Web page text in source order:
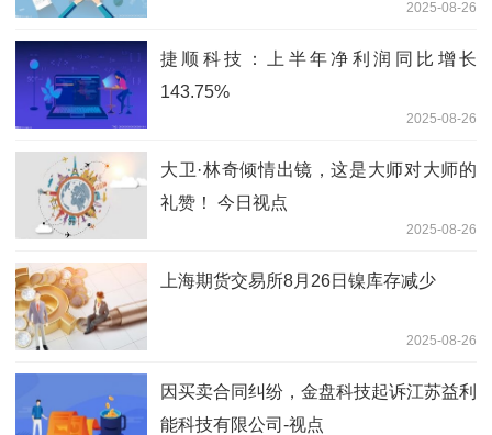
2025-08-26
捷顺科技：上半年净利润同比增长
143.75%
2025-08-26
大卫·林奇倾情出镜，这是大师对大师的
礼赞！ 今日视点
2025-08-26
上海期货交易所8月26日镍库存减少
2025-08-26
因买卖合同纠纷，金盘科技起诉江苏益利
能科技有限公司-视点